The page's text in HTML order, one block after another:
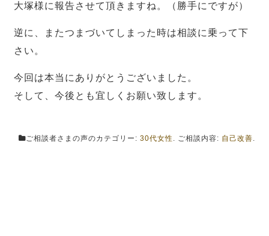
大塚様に報告させて頂きますね。（勝手にですが）
逆に、またつまづいてしまった時は相談に乗って下
さい。
今回は本当にありがとうございました。
そして、今後とも宜しくお願い致します。
ご相談者さまの声のカテゴリー: 30代女性. ご相談内容: 自己改善.